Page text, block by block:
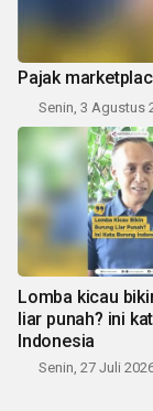
Pajak
Senin, 3 Agustus
Lomba kicau
liar punah? ini
Indonesia
Senin, 27 Juli